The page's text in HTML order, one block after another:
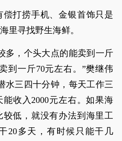
打捞手机、金银首饰只是
里寻找野生海鲜。
多，个头大点的能卖到一斤
到一斤70元左右。”樊继伟
水三四十分钟，每天工作三
收入2000元左右。如果海
低，就没有办法到海里工
20多天，有时候只能干几